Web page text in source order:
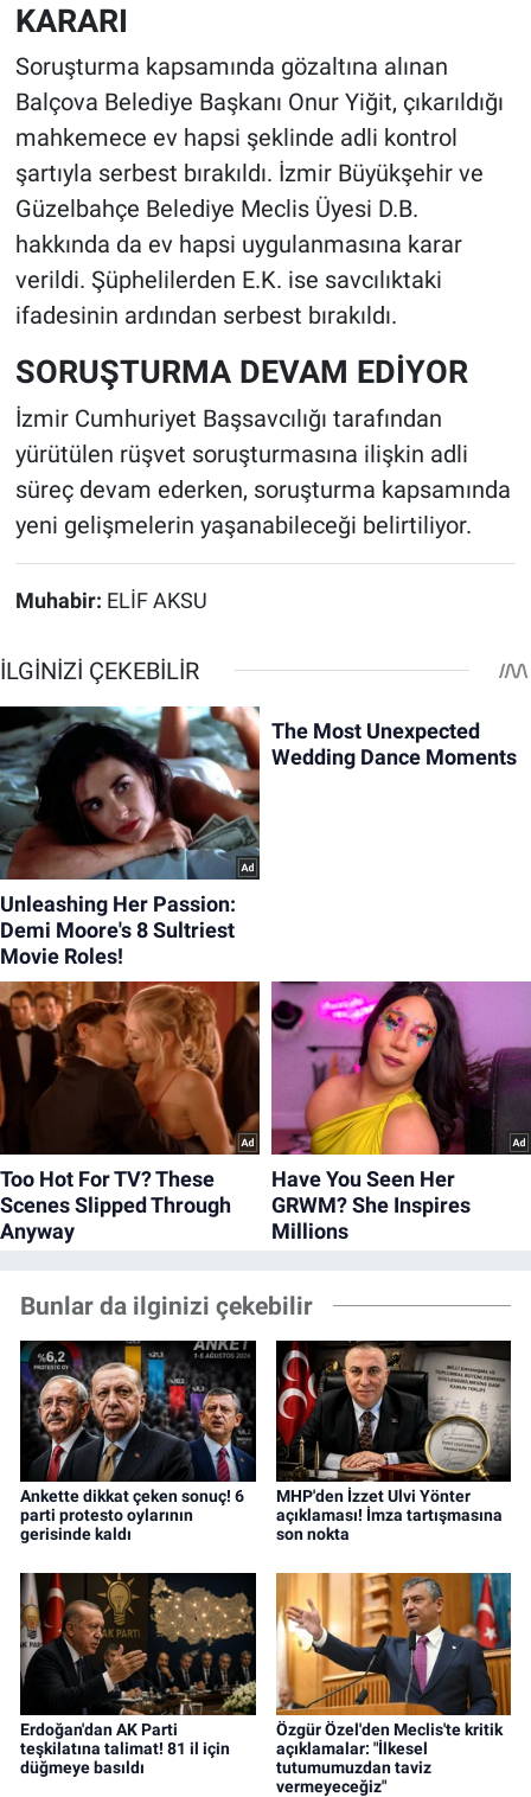
KARARI
Soruşturma kapsamında gözaltına alınan
Balçova Belediye Başkanı Onur Yiğit, çıkarıldığı
mahkemece ev hapsi şeklinde adli kontrol
şartıyla serbest bırakıldı. İzmir Büyükşehir ve
Güzelbahçe Belediye Meclis Üyesi D.B.
hakkında da ev hapsi uygulanmasına karar
verildi. Şüphelilerden E.K. ise savcılıktaki
ifadesinin ardından serbest bırakıldı.
SORUŞTURMA DEVAM EDİYOR
İzmir Cumhuriyet Başsavcılığı tarafından
yürütülen rüşvet soruşturmasına ilişkin adli
süreç devam ederken, soruşturma kapsamında
yeni gelişmelerin yaşanabileceği belirtiliyor.
Muhabir: ELİF AKSU
Bunlar da ilginizi çekebilir
Ankette dikkat çeken sonuç! 6
parti protesto oylarının
gerisinde kaldı
MHP'den İzzet Ulvi Yönter
açıklaması! İmza tartışmasına
son nokta
Erdoğan'dan AK Parti
teşkilatına talimat! 81 il için
düğmeye basıldı
Özgür Özel'den Meclis'te kritik
açıklamalar: "İlkesel
tutumumuzdan taviz
vermeyeceğiz"